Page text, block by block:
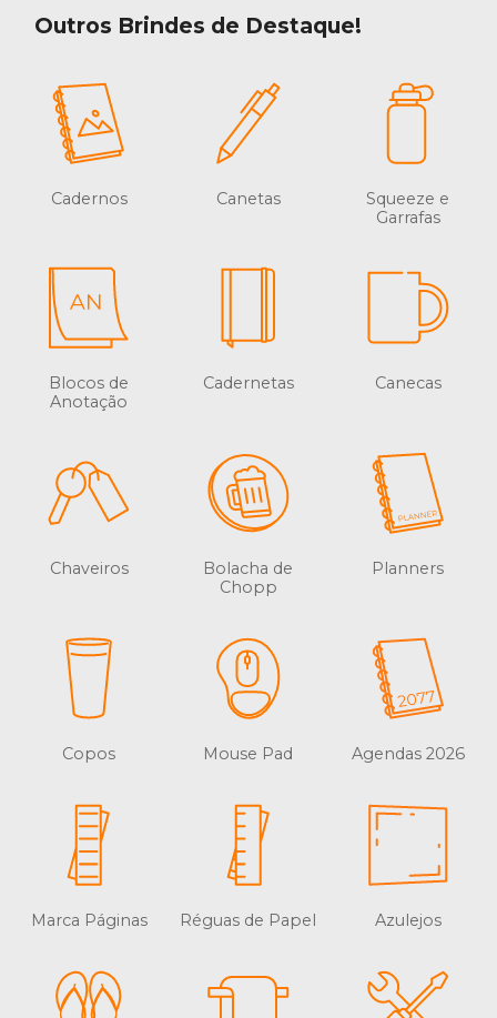
Outros Brindes de Destaque!
Cadernos Canetas
Squeeze e
Garrafas
Blocos de
Anotação
Cadernetas Canecas
Chaveiros
Bolacha de
Chopp
Planners
Copos Mouse Pad Agendas 2026
Marca Páginas Réguas de Papel Azulejos